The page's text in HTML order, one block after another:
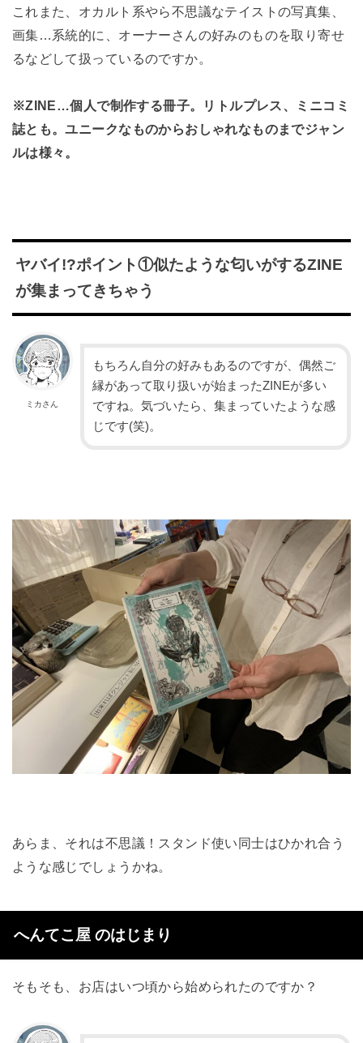
これまた、オカルト系やら不思議なテイストの写真集、
画集…系統的に、オーナーさんの好みのものを取り寄せ
るなどして扱っているのですか。
※ZINE…個人で制作する冊子。リトルプレス、ミニコミ
誌とも。ユニークなものからおしゃれなものまでジャン
ルは様々。
ヤバイ!?ポイント①似たような匂いがするZINE
が集まってきちゃう
ミカさん
もちろん自分の好みもあるのですが、偶然ご
縁があって取り扱いが始まったZINEが多い
ですね。気づいたら、集まっていたような感
じです(笑)。
あらま、それは不思議！スタンド使い同士はひかれ合う
ような感じでしょうかね。
へんてこ屋 のはじまり
そもそも、お店はいつ頃から始められたのですか？